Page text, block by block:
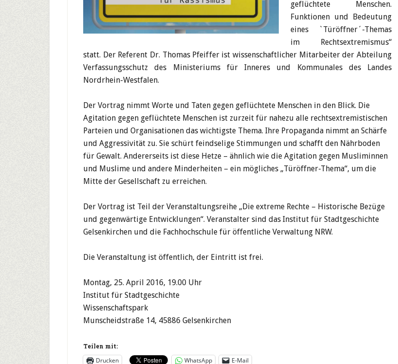
geflüchtete Menschen.
Funktionen und Bedeutung
eines `Türöffner´-Themas
im Rechtsextremismus“
statt. Der Referent Dr. Thomas Pfeiffer ist wissenschaftlicher Mitarbeiter der Abteilung
Verfassungsschutz des Ministeriums für Inneres und Kommunales des Landes
Nordrhein-Westfalen.
Der Vortrag nimmt Worte und Taten gegen geflüchtete Menschen in den Blick. Die
Agitation gegen geflüchtete Menschen ist zurzeit für nahezu alle rechtsextremistischen
Parteien und Organisationen das wichtigste Thema. Ihre Propaganda nimmt an Schärfe
und Aggressivität zu. Sie schürt feindselige Stimmungen und schafft den Nährboden
für Gewalt. Andererseits ist diese Hetze – ähnlich wie die Agitation gegen Musliminnen
und Muslime und andere Minderheiten – ein mögliches „Türöffner-Thema“, um die
Mitte der Gesellschaft zu erreichen.
Der Vortrag ist Teil der Veranstaltungsreihe „Die extreme Rechte – Historische Bezüge
und gegenwärtige Entwicklungen“. Veranstalter sind das Institut für Stadtgeschichte
Gelsenkirchen und die Fachhochschule für öffentliche Verwaltung NRW.
Die Veranstaltung ist öffentlich, der Eintritt ist frei.
Montag, 25. April 2016, 19.00 Uhr
Institut für Stadtgeschichte
Wissenschaftspark
Munscheidstraße 14, 45886 Gelsenkirchen
Teilen mit:
Drucken WhatsApp E-Mail